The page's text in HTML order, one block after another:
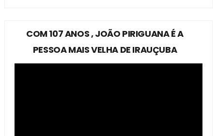
COM 107 ANOS , JOÃO PIRIGUANA É A
PESSOA MAIS VELHA DE IRAUÇUBA